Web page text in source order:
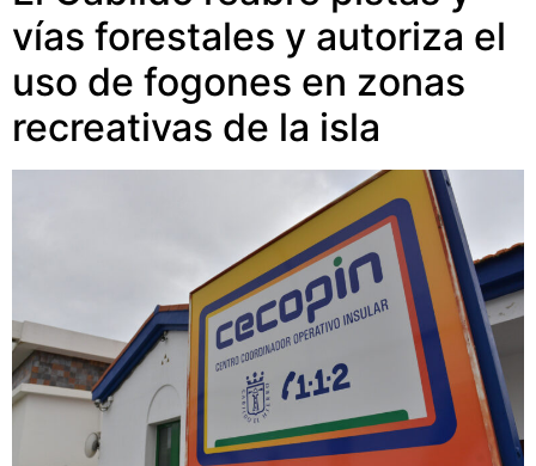
vías forestales y autoriza el
uso de fogones en zonas
recreativas de la isla